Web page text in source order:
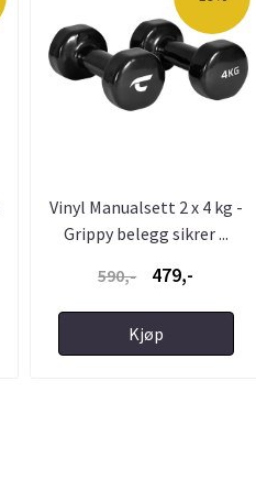
Vinyl Manualsett 2 x 4 kg -
Grippy belegg sikrer ...
590,-
479,-
Kjøp